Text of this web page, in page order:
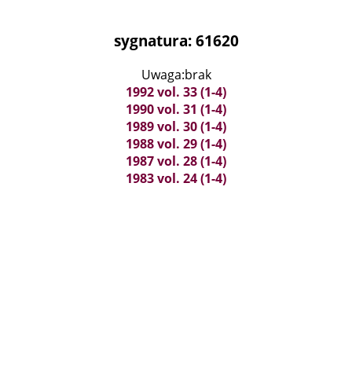
sygnatura: 61620
Uwaga:brak
1992 vol. 33 (1-4)
1990 vol. 31 (1-4)
1989 vol. 30 (1-4)
1988 vol. 29 (1-4)
1987 vol. 28 (1-4)
1983 vol. 24 (1-4)